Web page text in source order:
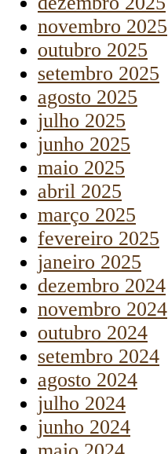
novembro 2025
outubro 2025
setembro 2025
agosto 2025
julho 2025
junho 2025
maio 2025
abril 2025
março 2025
fevereiro 2025
janeiro 2025
dezembro 2024
novembro 2024
outubro 2024
setembro 2024
agosto 2024
julho 2024
junho 2024